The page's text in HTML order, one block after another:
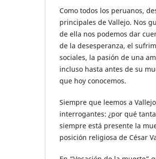
Como todos los peruanos,
principales de Vallejo. Nos
de ella nos podemos dar
de la desesperanza, el
sociales, la pasión de una
incluso hasta antes de su
que hoy conocemos.
Siempre que leemos a
interrogantes: ¿por qué
siempre está presente la
posición religiosa de César